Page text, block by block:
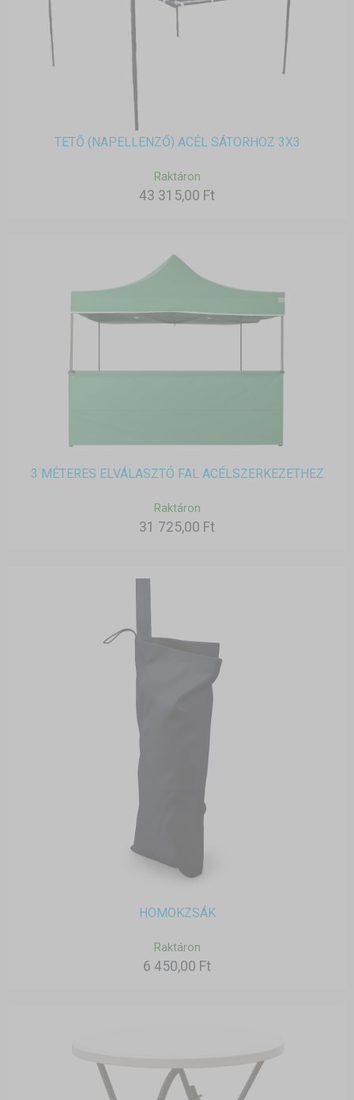
TETŐ (NAPELLENZŐ) ACÉL SÁTORHOZ 3X3
Raktáron
43 315,00 Ft
3 MÉTERES ELVÁLASZTÓ FAL ACÉLSZERKEZETHEZ
Raktáron
31 725,00 Ft
HOMOKZSÁK
Raktáron
6 450,00 Ft